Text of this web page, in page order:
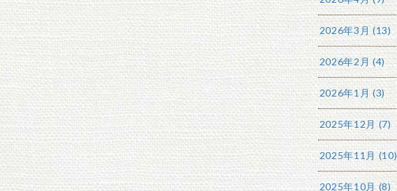
2026年3月 (13)
2026年2月 (4)
2026年1月 (3)
2025年12月 (7)
2025年11月 (10)
2025年10月 (8)